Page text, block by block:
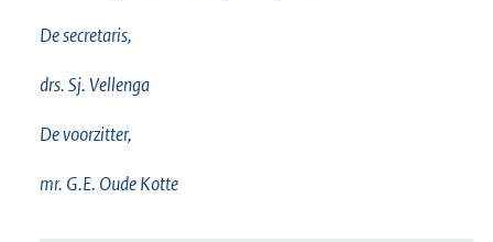
De secretaris,
drs. Sj. Vellenga
De voorzitter,
mr. G.E. Oude Kotte